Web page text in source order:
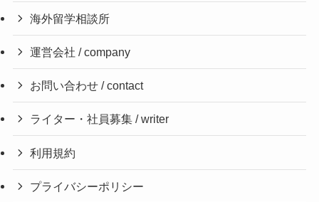
海外留学相談所
運営会社 / company
お問い合わせ / contact
ライター・社員募集 / writer
利用規約
プライバシーポリシー